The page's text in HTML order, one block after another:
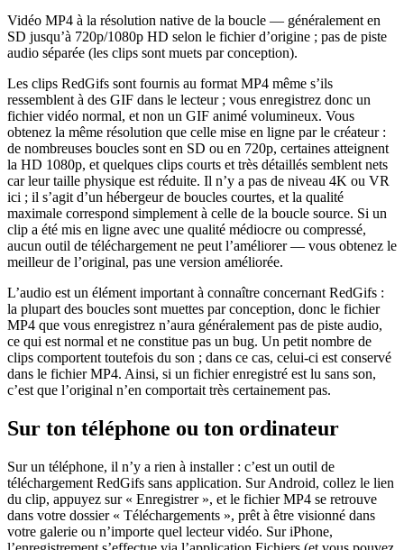
Vidéo MP4 à la résolution native de la boucle — généralement en
SD jusqu’à 720p/1080p HD selon le fichier d’origine ; pas de piste
audio séparée (les clips sont muets par conception).
Les clips RedGifs sont fournis au format MP4 même s’ils
ressemblent à des GIF dans le lecteur ; vous enregistrez donc un
fichier vidéo normal, et non un GIF animé volumineux. Vous
obtenez la même résolution que celle mise en ligne par le créateur :
de nombreuses boucles sont en SD ou en 720p, certaines atteignent
la HD 1080p, et quelques clips courts et très détaillés semblent nets
car leur taille physique est réduite. Il n’y a pas de niveau 4K ou VR
ici ; il s’agit d’un hébergeur de boucles courtes, et la qualité
maximale correspond simplement à celle de la boucle source. Si un
clip a été mis en ligne avec une qualité médiocre ou compressé,
aucun outil de téléchargement ne peut l’améliorer — vous obtenez le
meilleur de l’original, pas une version améliorée.
L’audio est un élément important à connaître concernant RedGifs :
la plupart des boucles sont muettes par conception, donc le fichier
MP4 que vous enregistrez n’aura généralement pas de piste audio,
ce qui est normal et ne constitue pas un bug. Un petit nombre de
clips comportent toutefois du son ; dans ce cas, celui-ci est conservé
dans le fichier MP4. Ainsi, si un fichier enregistré est lu sans son,
c’est que l’original n’en comportait très certainement pas.
Sur ton téléphone ou ton ordinateur
Sur un téléphone, il n’y a rien à installer : c’est un outil de
téléchargement RedGifs sans application. Sur Android, collez le lien
du clip, appuyez sur « Enregistrer », et le fichier MP4 se retrouve
dans votre dossier « Téléchargements », prêt à être visionné dans
votre galerie ou n’importe quel lecteur vidéo. Sur iPhone,